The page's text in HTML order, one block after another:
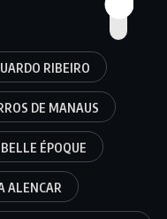
RIBEIRO
DE MANAUS
BELLE ÉPOQUE
ALENCAR